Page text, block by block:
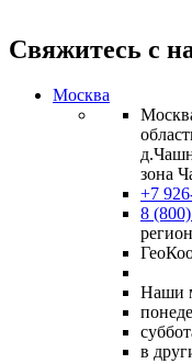
Свяжитесь с
Москва
зона
+7
8
Наши
в